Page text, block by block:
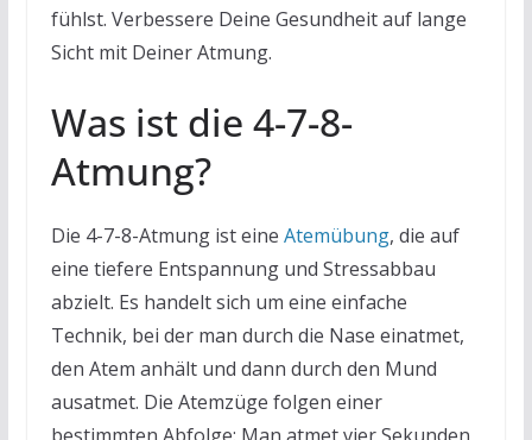
fühlst. Verbessere Deine Gesundheit auf lange
Sicht mit Deiner Atmung.
Was ist die 4-7-8-
Atmung?
Die 4-7-8-Atmung ist eine Atemübung, die auf
eine tiefere Entspannung und Stressabbau
abzielt. Es handelt sich um eine einfache
Technik, bei der man durch die Nase einatmet,
den Atem anhält und dann durch den Mund
ausatmet. Die Atemzüge folgen einer